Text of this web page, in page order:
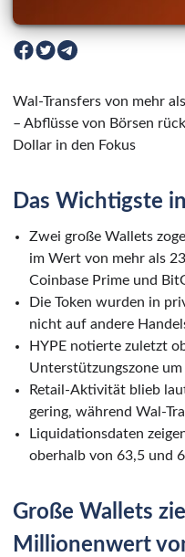
Wal-Transfers von mehr
– Abflüsse von Börsen
Dollar in den Fokus
Das Wichtigste
Zwei große Wallets
im Wert von mehr als
Coinbase Prime und
Die Token wurden in
nicht auf andere
HYPE notierte zuletzt
Unterstützungszone
Retail-Aktivität blieb
gering, während Wal-
Liquidationsdaten
oberhalb von 63,5 und
Große Wallets
Millionenwert